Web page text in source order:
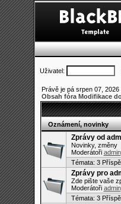
Uživatel:
Právě je pá srpen 07, 2026
Obsah fóra Modifikace
Oznámení, novinky
Zprávy od
Novinky, změny
Moderátoři admin,
Témata: 3
Zprávy pro
Zde pište vaše
Moderátoři admin,
Témata: 3